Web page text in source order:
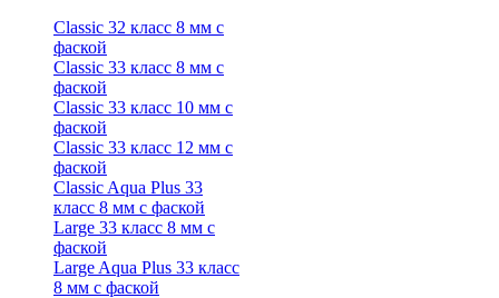
Classic 32 класс 8 мм с
фаской
Classic 33 класс 8 мм с
фаской
Classic 33 класс 10 мм с
фаской
Classic 33 класс 12 мм с
фаской
Classic Aqua Plus 33
класс 8 мм с фаской
Large 33 класс 8 мм с
фаской
Large Aqua Plus 33 класс
8 мм с фаской